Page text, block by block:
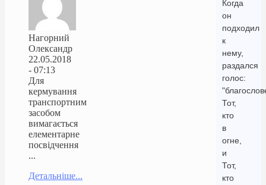
Когда
он
подходил
к
нему,
раздался
голос:
Тот,
кто
в
огне,
и
Тот,
кто
Нагорний
Олександр
22.05.2018
- 07:13
Для
кермування
транспортним
засобом
вимагається
елементарне
посвідчення
...
Детальніше...